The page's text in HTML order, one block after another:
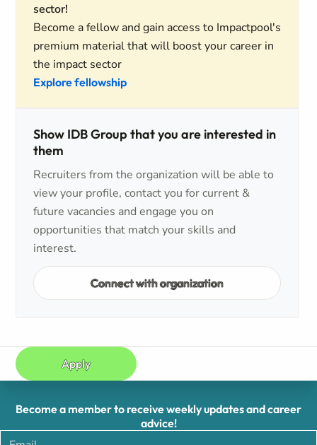
sector!
Become a fellow and gain access to Impactpool's
premium material that will boost your career in
the impact sector
Explore fellowship
Show IDB Group that you are interested in
them
Recruiters from the organization will be able to
view your profile, contact you for current &
future vacancies and engage you on
opportunities that match your skills and
interest.
Connect with organization
Apply
Become a member to receive weekly updates and career
advice!